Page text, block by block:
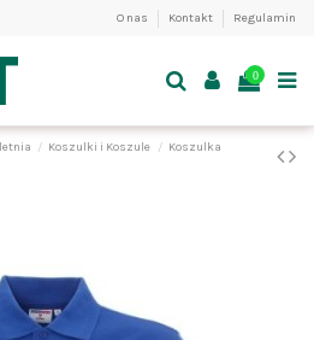
O nas Kontakt Regulamin
0
Koszulki i Koszule
Koszulka